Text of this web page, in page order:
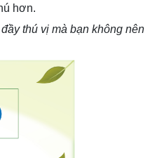
hơn.
thú vị mà bạn không nên